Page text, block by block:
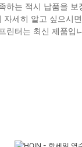
는 적시 납품을
세히 알고 싶으시
터는 최신 제품